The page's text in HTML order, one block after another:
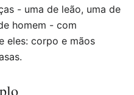
- uma de leão, uma de
homem - com
eles: corpo e mãos